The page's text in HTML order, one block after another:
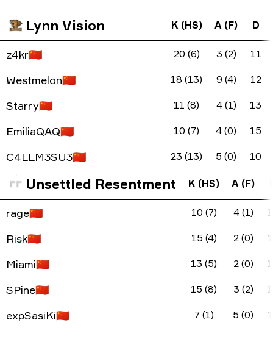
Lynn Vision K (HS) A (F) D
z4kr🇨🇳 20 (6) 3 (2) 11
Westmelon🇨🇳 18 (13) 9 (4) 12
Starry🇨🇳 11 (8) 4 (1) 13
EmiliaQAQ🇨🇳 10 (7) 4 (0) 15
C4LLM3SU3🇨🇳 23 (13) 5 (0) 10
Unsettled Resentment K (HS) A (F)
rage🇨🇳 10 (7) 4 (1)
Risk🇨🇳 15 (4) 2 (0)
Miami🇨🇳 13 (5) 2 (0)
SPine🇨🇳 15 (8) 3 (2)
expSasiKi🇨🇳 7 (1) 5 (0)